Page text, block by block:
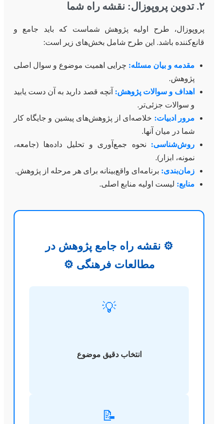
۲. تدوین پروپوزال: نقشه راه شما
پروپوزال، طرح اولیه پژوهش شماست که باید جامع و
قانع‌کننده باشد. این طرح شامل بخش‌های زیر است:
مقدمه و بیان مسئله: چرایی اهمیت موضوع و سوال اصلی
پژوهش.
اهداف و سوالات پژوهش: آنچه قصد دارید به آن دست یابید
و سوالات جزئی‌تر.
مرور ادبیات: خلاصه‌ای از پژوهش‌های پیشین و جایگاه کار
شما در میان آنها.
روش‌شناسی: نحوه جمع‌آوری و تحلیل داده‌ها (جامعه،
نمونه، ابزار).
زمان‌بندی: برنامه‌ای واقع‌بینانه برای هر مرحله از پژوهش.
منابع: لیست اولیه منابع اصلی.
⚙️ نقشه راه جامع پژوهش در
مطالعات فرهنگی ⚙️
💡
انتخاب دقیق موضوع
📝